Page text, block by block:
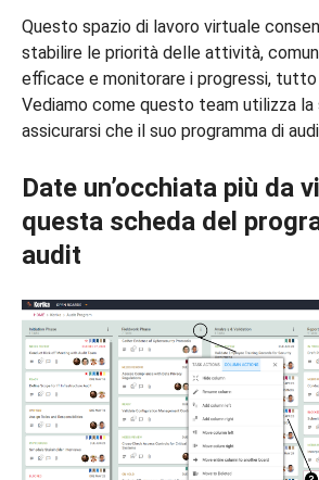
Questo spazio di lavoro virtuale
stabilire le priorità delle attività,
efficace e monitorare i progressi, tutto
Vediamo come questo team utilizza la
assicurarsi che il suo programma di
Date un’occhiata più da
questa scheda del
audit